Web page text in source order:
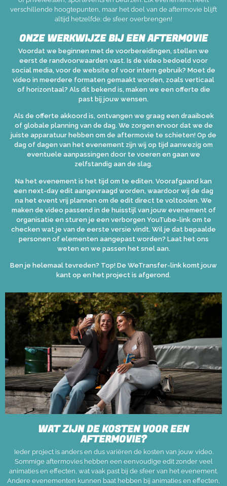
verschillende hoogtepunten, maar het doel van de aftermovie blijft
altijd hetzelfde: de sfeer overbrengen!
ONZE WERKWIJZE BIJ EEN AFTERMOVIE
Voordat we beginnen met de voorbereidingen, stellen we
eerst de randvoorwaarden vast. Is de video bedoeld voor
social media, voor de website of voor intern gebruik? Moet de
video in meerdere formaten gemaakt worden, zoals verticaal
of horizontaal? Als dit bekend is, maken we een offerte die
past bij jouw wensen.
Als de offerte akkoord is, ontvangen we graag een draaiboek
of globale planning van de dag. We zorgen ervoor dat we de
juiste apparatuur hebben om de aftermovie te schieten! Op de
dag of dagen van het evenement zijn wij op tijd aanwezig om
eventuele aanpassingen door te voeren en gaan we
zelfstandig aan de slag.
Na het evenement is het tijd om te editen. Voorafgaand kan
een next-day edit aangevraagd worden, waardoor wij de dag
na het event vrij plannen om de edit direct te voltooien. We
maken de video passend in de huisstijl van jouw evenement of
organisatie en sturen je een verborgen YouTube-link om te
checken wat je van de eerste versie vindt. Wil je dat bepaalde
personen of elementen aangepast worden? Laat het ons
weten en we passen het snel aan.
Ben je helemaal tevreden? Top! De WeTransfer-link komt jouw
kant op en het project is afgerond.
WAT ZIJN DE KOSTEN VOOR EEN
AFTERMOVIE?
Ieder project is anders en dus variëren de kosten van jouw video.
Sommige aftermovies hebben een eenvoudige edit zonder veel
animaties en effecten, wat vaak past bij de sfeer van het evenement.
Andere evenementen kunnen baat hebben bij animaties en effecten,